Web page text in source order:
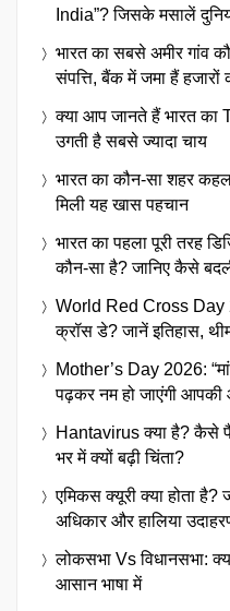
India”? जिसके मसालें
भारत का सबसे अमीर गांव
संपत्ति, बैंक में जमा हैं हजारों
क्या आप जानते हैं भारत का
उगती है सबसे ज्यादा चाय
भारत का कौन-सा शहर
मिली यह खास पहचान
भारत का पहला पूरी तरह
कौन-सा है? जानिए कैसे
World Red Cross Day
क्रॉस डे? जानें इतिहास,
Mother’s Day 2026:
पढ़कर नम हो जाएंगी
Hantavirus क्या है? कैसे
भर में क्यों बढ़ी चिंता?
एमिकस क्यूरी क्या होता है?
अधिकार और हालिया
लोकसभा Vs विधानसभा:
आसान भाषा में